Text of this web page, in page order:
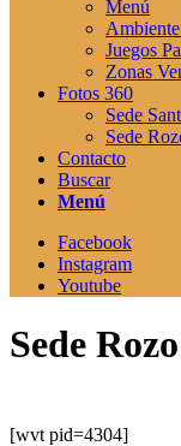
Menú
Juegos
Zonas
Fotos 360
Sede
Sede
Contacto
Buscar
Menú
Facebook
Instagram
Youtube
Sede Rozo
[wvt pid=4304]